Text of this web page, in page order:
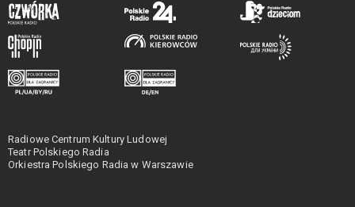
Radiowe Centrum Kultury Ludowej
Teatr Polskiego Radia
Orkiestra Polskiego Radia w Warszawie